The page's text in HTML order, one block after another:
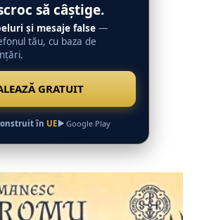
să câștige.
și mesaje false —
tău, cu baza de
GRATUIT
în UE Google Play